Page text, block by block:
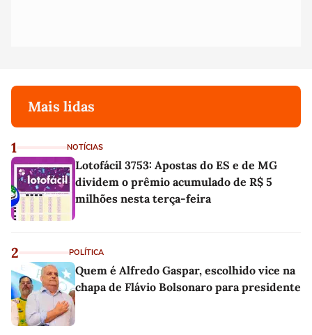
Mais lidas
1 NOTÍCIAS
Lotofácil 3753: Apostas do ES e de MG
dividem o prêmio acumulado de R$ 5
milhões nesta terça-feira
2 POLÍTICA
Quem é Alfredo Gaspar, escolhido vice na
chapa de Flávio Bolsonaro para presidente